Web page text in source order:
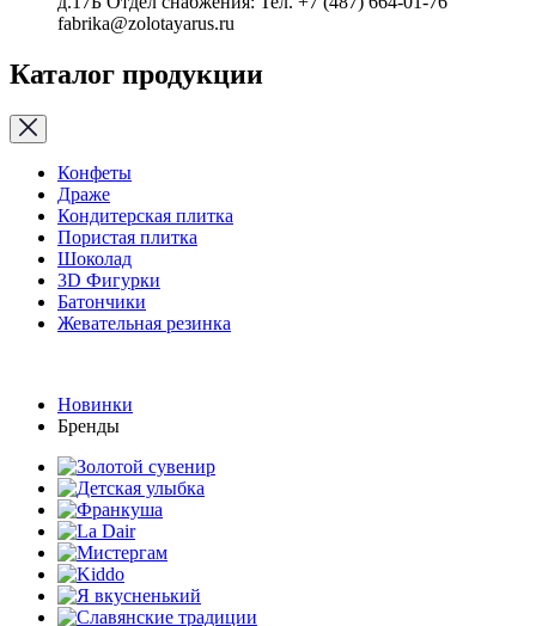
fabrika@zolotayarus.ru
Каталог продукции
Конфеты
Драже
Кондитерская плитка
Пористая плитка
Шоколад
3D Фигурки
Батончики
Жевательная резинка
Новинки
Бренды